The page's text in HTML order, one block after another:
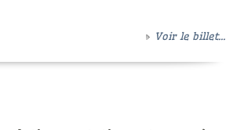
Voir le billet...